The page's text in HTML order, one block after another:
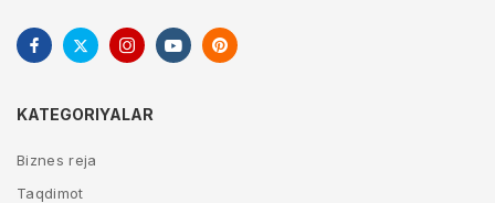
KATEGORIYALAR
Biznes reja
Taqdimot